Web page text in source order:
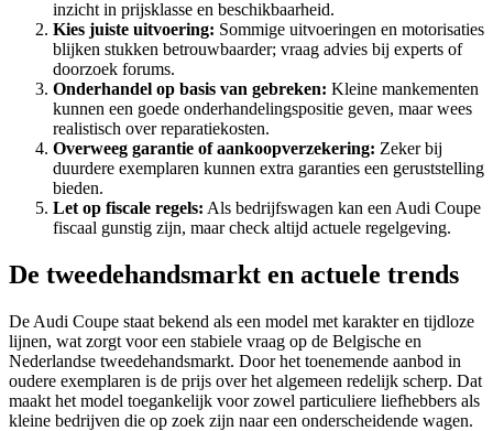
inzicht in prijsklasse en beschikbaarheid.
Kies juiste uitvoering: Sommige uitvoeringen en motorisaties
blijken stukken betrouwbaarder; vraag advies bij experts of
doorzoek forums.
Onderhandel op basis van gebreken: Kleine mankementen
kunnen een goede onderhandelingspositie geven, maar wees
realistisch over reparatiekosten.
Overweeg garantie of aankoopverzekering: Zeker bij
duurdere exemplaren kunnen extra garanties een geruststelling
bieden.
Let op fiscale regels: Als bedrijfswagen kan een Audi Coupe
fiscaal gunstig zijn, maar check altijd actuele regelgeving.
De tweedehandsmarkt en actuele trends
De Audi Coupe staat bekend als een model met karakter en tijdloze
lijnen, wat zorgt voor een stabiele vraag op de Belgische en
Nederlandse tweedehandsmarkt. Door het toenemende aanbod in
oudere exemplaren is de prijs over het algemeen redelijk scherp. Dat
maakt het model toegankelijk voor zowel particuliere liefhebbers als
kleine bedrijven die op zoek zijn naar een onderscheidende wagen.